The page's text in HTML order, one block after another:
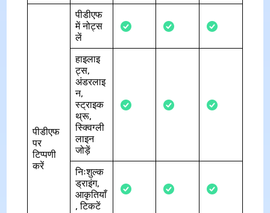
पीडीएफ
पर
टिप्पणी
करें
पीडीएफ
में नोट्स
लें
हाइलाइ
ट्स,
अंडरलाइ
न,
स्ट्राइक
थ्रू,
स्क्विग्ली
लाइन
जोड़ें
निःशुल्क
ड्राइंग,
आकृतियाँ
, टिकटें